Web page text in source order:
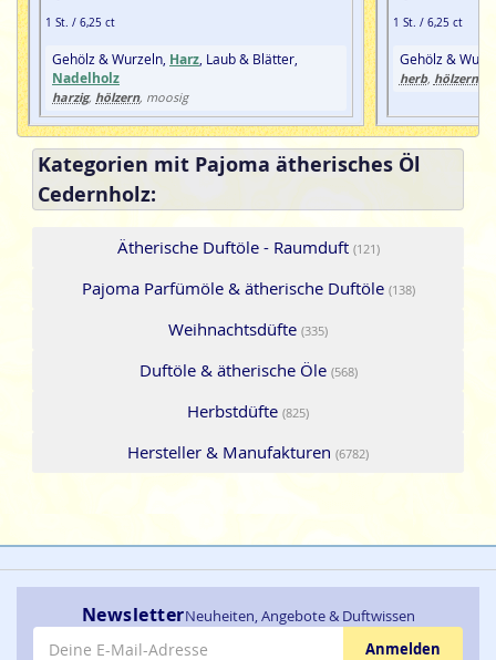
1 St. / 6,25 ct
Gehölz & Wurzeln, Harz , Laub & Blätter,
Nadelholz
harzig, hölzern, moosig
1 St. / 6,25 ct
Gehölz &
herb, hölzern
Kategorien mit Pajoma ätherisches Öl
Cedernholz:
Ätherische Duftöle - Raumduft (121)
Pajoma Parfümöle & ätherische Duftöle (138)
Weihnachtsdüfte (335)
Duftöle & ätherische Öle (568)
Herbstdüfte (825)
Hersteller & Manufakturen (6782)
NewsletterNeuheiten, Angebote & Duftwissen
E-Mail-Adresse
Anmelden